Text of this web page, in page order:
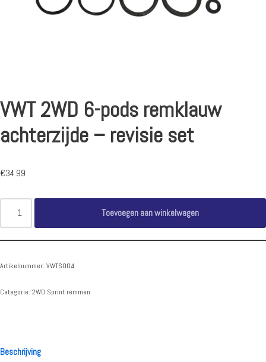
VWT 2WD 6-pods remklauw
achterzijde – revisie set
€34.99
Toevoegen aan winkelwagen
Artikelnummer: VWTS004
Categorie: 2WD Sprint remmen
Beschrijving